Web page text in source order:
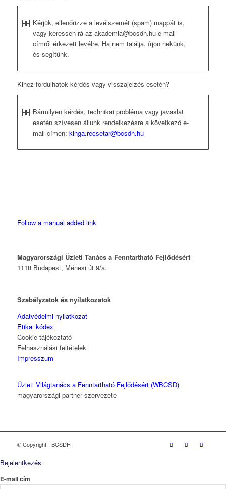
Kérjük, ellenőrizze a levélszemét (spam) mappát is,
vagy keressen rá az akademia@bcsdh.hu e-mail-
címről érkezett levélre. Ha nem találja, írjon nekünk,
és segítünk.
Kihez fordulhatok kérdés vagy visszajelzés esetén?
Bármilyen kérdés, technikai probléma vagy javaslat
esetén szívesen állunk rendelkezésre a következő e-
mail-címen: kinga.recsetar@bcsdh.hu
Follow a manual added link
Magyarországi Üzleti Tanács a Fenntartható Fejlődésért
1118 Budapest, Ménesi út 9/a.
Szabályzatok és nyilatkozatok
Adatvédelmi nyilatkozat
Etikai kódex
Cookie tájékoztató
Felhasználási feltételek
Impresszum
Üzleti Világtanács a Fenntartható Fejlődésért (WBCSD)
magyarországi partner szervezete
© Copyright - BCSDH
Bejelentkezés
E-mail cím